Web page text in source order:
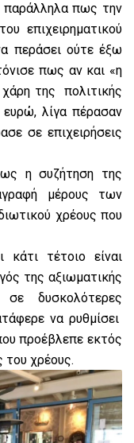
παράλληλα πως την
επιχειρηματικού
περάσει ούτε έξω
πως αν και «η
της πολιτικής
λίγα πέρασαν
σε επιχειρήσεις
η συζήτηση της
μέρους των
χρέους που
τέτοιο είναι
της αξιωματικής
σε δυσκολότερες
να ρυθμίσει
προέβλεπε εκτός
του χρέους.